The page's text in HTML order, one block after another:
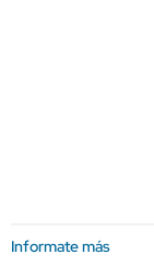
Informate más